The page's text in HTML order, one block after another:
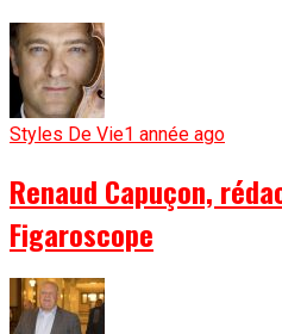
Styles De Vie1 année ago
Renaud Capuçon,
Figaroscope